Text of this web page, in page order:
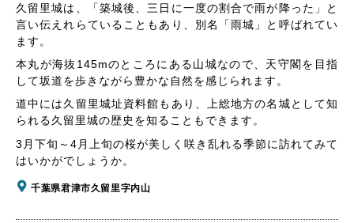
久留里城は、「築城後、三日に一度の割合で雨が降った」と
言い伝えれらていることもあり、別名「雨城」と呼ばれてい
ます。
本丸が海抜145mのところにある山城なので、天守閣を目指
して坂道を歩きながら豊かな自然を感じられます。
道中には久留里城址資料館もあり、上総地方の名城として知
られる久留里城の歴史を知ることもできます。
3月下旬～4月上旬の桜が美しく咲き乱れる季節に訪れてみて
はいかがでしょうか。
千葉県君津市久留里字内山